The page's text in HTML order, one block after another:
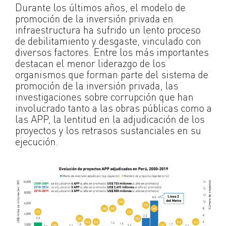
Durante los últimos años, el modelo de
promoción de la inversión privada en
infraestructura ha sufrido un lento proceso
de debilitamiento y desgaste, vinculado con
diversos factores. Entre los más importantes
destacan el menor liderazgo de los
organismos que forman parte del sistema de
promoción de la inversión privada, las
investigaciones sobre corrupción que han
involucrado tanto a las obras públicas como a
las APP, la lentitud en la adjudicación de los
proyectos y los retrasos sustanciales en su
ejecución.